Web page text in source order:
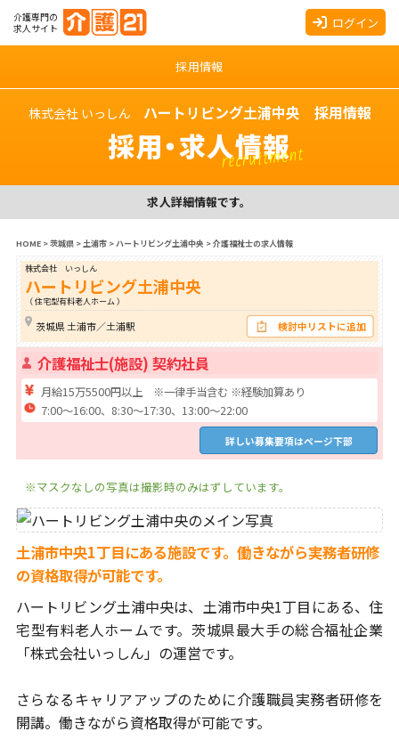
介護専門の
求人サイト
ログイン
採用情報
株式会社 いっしん ハートリビング土浦中央 採用情報
採用・求人情報
recruitment
求人詳細情報です。
HOME>茨城県>土浦市>ハートリビング土浦中央 >介護福祉士の求人情報
株式会社 いっしん
ハートリビング土浦中央
（ 住宅型有料老人ホーム ）
茨城県 土浦市／土浦駅 検討中リストに追加
介護福祉士(施設) 契約社員
月給15万5500円以上 ※一律手当含む ※経験加算あり
7:00～16:00、8:30～17:30、13:00～22:00
詳しい募集要項はページ下部
※マスクなしの写真は撮影時のみはずしています。
土浦市中央1丁目にある施設です。働きながら実務者研修
の資格取得が可能です。
ハートリビング土浦中央は、 土浦市中央1丁目にある、住
宅型有料老人ホームです。 茨城県最大手の総合福祉企業
「株式会社いっしん」の運営です。
さらなるキャリアアップのために介護職員実務者研修を
開講。 働きながら資格取得が可能です。